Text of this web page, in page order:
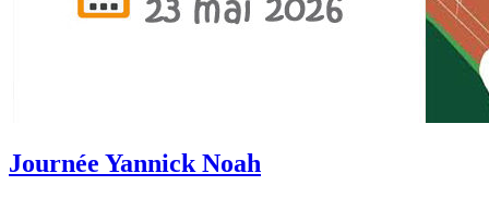
Journée Yannick Noah